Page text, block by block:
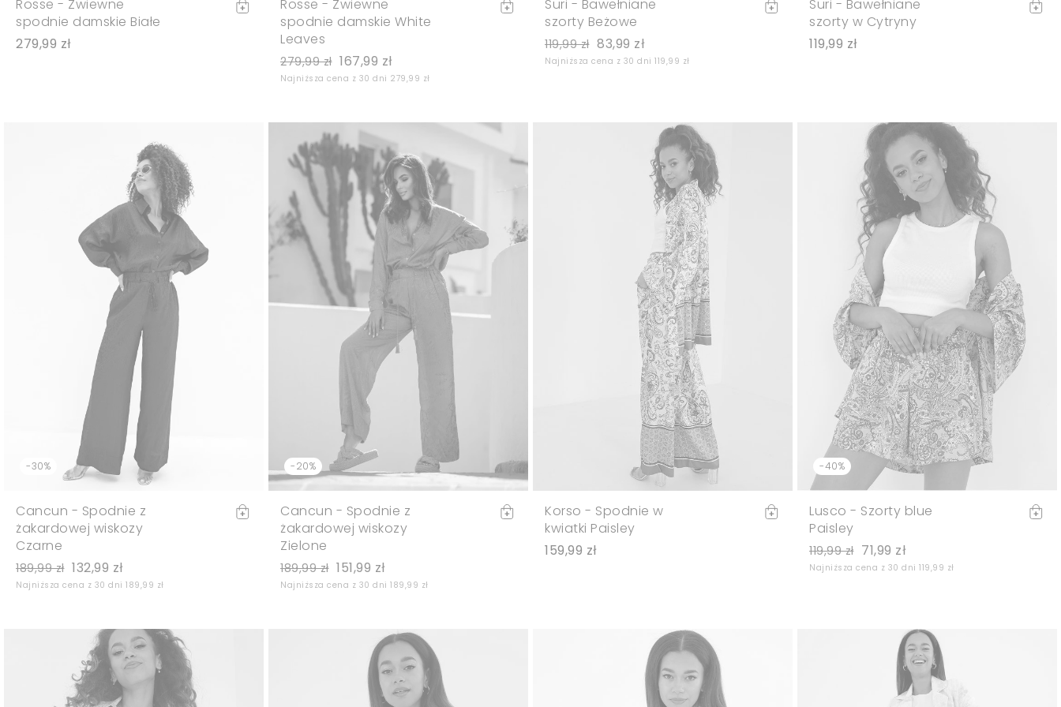
Rosse - Zwiewne
spodnie damskie Białe
279,99 zł
Rosse - Zwiewne
spodnie damskie White
Leaves
279,99 zł 167,99 zł
Najniższa cena z 30 dni 279,99 zł
Suri - Bawełniane
szorty Beżowe
119,99 zł 83,99 zł
Najniższa cena z 30 dni 119,99 zł
Suri - Bawełniane
szorty w Cytryny
119,99 zł
-30%
Cancun - Spodnie z
żakardowej wiskozy
Czarne
189,99 zł 132,99 zł
Najniższa cena z 30 dni 189,99 zł
-20%
Cancun - Spodnie z
żakardowej wiskozy
Zielone
189,99 zł 151,99 zł
Najniższa cena z 30 dni 189,99 zł
Korso - Spodnie w
kwiatki Paisley
159,99 zł
-40%
Lusco - Szorty blue
Paisley
119,99 zł 71,99 zł
Najniższa cena z 30 dni 119,99 zł